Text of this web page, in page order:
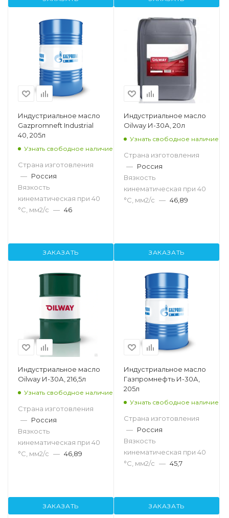
Индустриальное масло
Gazpromneft Industrial
40, 205л
Узнать свободное наличие
Страна изготовления
— Россия
Вязкость
кинематическая при 40
°С, мм2/с — 46
ЗАКАЗАТЬ
Индустриальное масло
Oilway И-30А, 20л
Узнать свободное наличие
Страна изготовления
— Россия
Вязкость
кинематическая при 40
°С, мм2/с — 46,89
ЗАКАЗАТЬ
Индустриальное масло
Oilway И-30А, 216,5л
Узнать свободное наличие
Страна изготовления
— Россия
Вязкость
кинематическая при 40
°С, мм2/с — 46,89
ЗАКАЗАТЬ
Индустриальное масло
Газпромнефть И-30А,
205л
Узнать свободное наличие
Страна изготовления
— Россия
Вязкость
кинематическая при 40
°С, мм2/с — 45,7
ЗАКАЗАТЬ